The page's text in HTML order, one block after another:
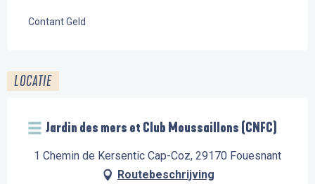
Contant Geld
LOCATIE
Jardin des mers et Club Moussaillons (CNFC)
1 Chemin de Kersentic Cap-Coz, 29170 Fouesnant
Routebeschrijving